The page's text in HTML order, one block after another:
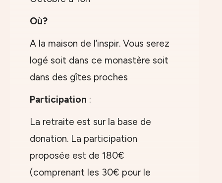
Où?
A la maison de l’inspir. Vous serez
logé soit dans ce monastère soit
dans des gîtes proches
Participation :
La retraite est sur la base de
donation. La participation
proposée est de 180€
(comprenant les 30€ pour le